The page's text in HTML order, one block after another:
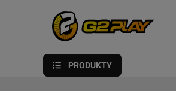
PRODUKTY